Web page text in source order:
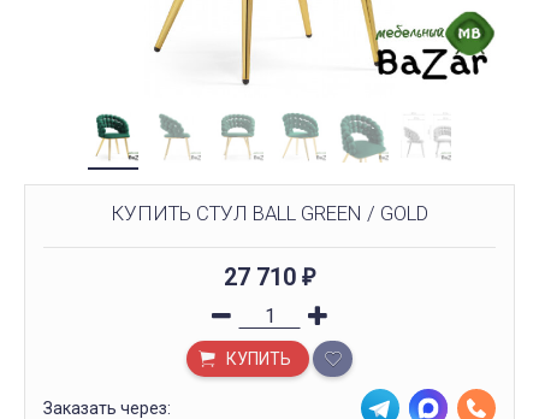
КУПИТЬ СТУЛ BALL GREEN / GOLD
27 710 ₽
КУПИТЬ
Заказать через: